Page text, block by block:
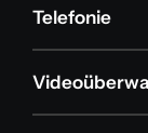
Telefonie